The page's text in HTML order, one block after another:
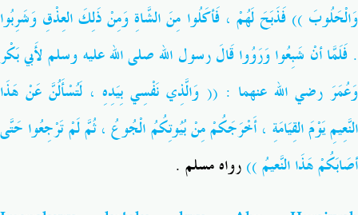
وَالْحَلُوبَ )) فَذَبَحَ لَهُمْ ، فَأكَلُوا مِنَ الشَّاةِ وَمِنْ ذَلِكَ العِذْقِ وَشَرِبُوا
. فَلَمَّا أنْ شَبِعُوا وَرَوُوا قَالَ رسول اللهصلى الله عليه وسلملأَبي بَكْر
وَعُمَرَ رضي الله عنهما : (( وَالَّذِي نَفْسِي بِيَدِهِ ، لَتُسْأَلُنَّ عَنْ هَذَا
النَّعِيمِ يَوْمَ القِيَامَةِ ، أَخْرَجَكُمْ مِنْ بُيُوتِكُمُ الْجُوعُ ، ثُمَّ لَمْ تَرْجِعُوا حَتَّى
أصَابَكُمْ هَذَا النَّعيمُ ))رواه مسلم .